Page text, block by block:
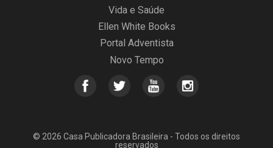
Vida e Saúde
Ellen White Books
Portal Adventista
Novo Tempo
© 2026 Casa Publicadora Brasileira - Todos os direitos
reservados